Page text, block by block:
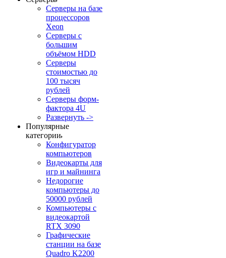
Серверы на базе
процессоров
Xeon
Серверы с
большим
объёмом HDD
Серверы
стоимостью до
100 тысяч
рублей
Серверы форм-
фактора 4U
Развернуть ->
Популярные
категории
Конфигуратор
компьютеров
Видеокарты для
игр и майнинга
Недорогие
компьютеры до
50000 рублей
Компьютеры с
видеокартой
RTX 3090
Графические
станции на базе
Quadro K2200